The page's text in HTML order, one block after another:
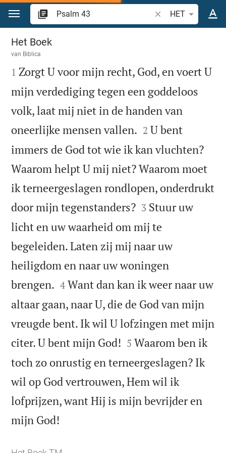
Spring naar inhoud
Zoek Bijbelvers of
HET
Psalm 43
Het Boek
van Biblica

1 Zorgt U voor mijn recht, God, en voert U
mijn verdediging tegen een goddeloos
volk, laat mij niet in de handen van
oneerlijke mensen vallen. 

2 U bent
immers de God tot wie ik kan vluchten?
Waarom helpt U mij niet? Waarom moet
ik terneergeslagen rondlopen, onderdrukt
door mijn tegenstanders?
3 Stuur uw
licht en uw waarheid om mij te
begeleiden. Laten zij mij naar uw
heiligdom en naar uw woningen
brengen. 

4 Want dan kan ik weer naar uw
altaar gaan, naar U, die de God van mijn
vreugde bent. Ik wil U lofzingen met mijn
citer. U bent mijn God! 

5 Waarom ben ik
toch zo onrustig en terneergeslagen? Ik
wil op God vertrouwen, Hem wil ik
lofprijzen, want Hij is mijn bevrijder en
mijn God!